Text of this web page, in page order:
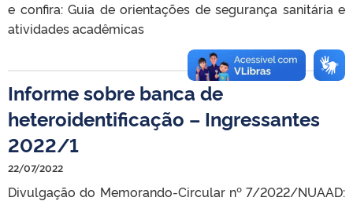
e confira: Guia de orientações de segurança sanitária e
atividades acadêmicas
Informe sobre banca de
heteroidentificação – Ingressantes
2022/1
22/07/2022
Divulgação do Memorando-Circular nº 7/2022/NUAAD: